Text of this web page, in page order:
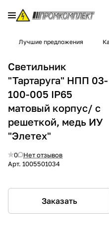
Лучшие предложения
Светильник
"Тартаруга" НПП 03-
100-005 IP65
матовый корпус/ с
решеткой, медь ИУ
"Элетех"
0
Нет отзывов
Арт. 1005501034
Заказать